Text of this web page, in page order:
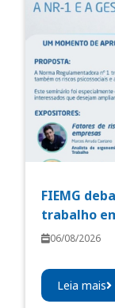
FIEMG
trabalho
06/08/2026
Leia mais